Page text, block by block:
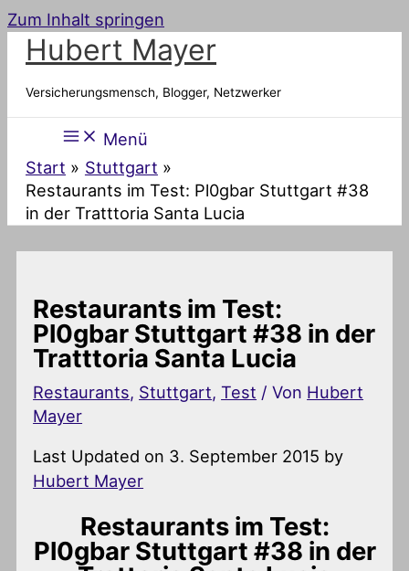
Zum Inhalt springen
Hubert Mayer
Versicherungsmensch, Blogger, Netzwerker
Menü
Start
Stuttgart
Restaurants im Test: Pl0gbar Stuttgart #38
in der Tratttoria Santa Lucia
Restaurants im Test:
Pl0gbar Stuttgart #38 in der
Tratttoria Santa Lucia
Restaurants, Stuttgart,Test / Von Hubert
Mayer
Last Updated on 3. September 2015 by
Hubert Mayer
Restaurants im Test:
Pl0gbar Stuttgart #38 in der